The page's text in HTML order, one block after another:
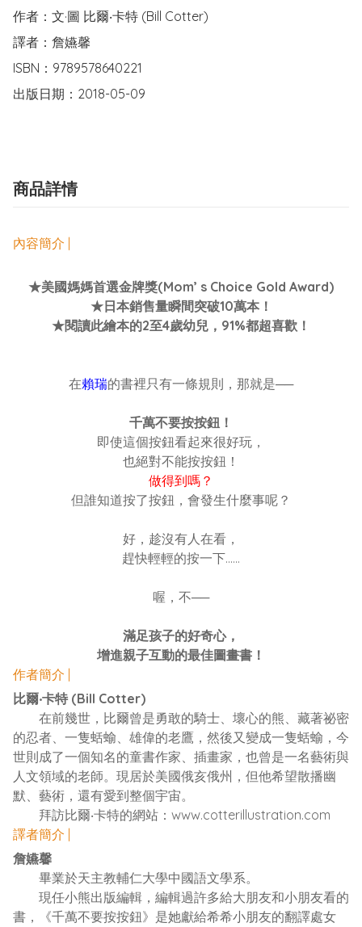
作者：文·圖 比爾‧卡特 (Bill Cotter)
譯者：詹嬿馨
ISBN：9789578640221
出版日期：2018-05-09
商品詳情
內容簡介 |
★美國媽媽首選金牌獎(Mom’ s Choice Gold Award)
★日本銷售量瞬間突破10萬本！
★閱讀此繪本的2至4歲幼兒， 91%都超喜歡 ！
在賴瑞的書裡只有一條規則，那就是──
千萬不要按按鈕！
即使這個按鈕看起來很好玩，
也絕對不能按按鈕！
做得到嗎？
但誰知道按了按鈕，會發生什麼事呢？
好，趁沒有人在看，
趕快輕輕的按一下……
喔，不──
滿足孩子的好奇心，
增進親子互動的最佳圖畫書！
作者簡介 |
比爾‧卡特(Bill Cotter)
在前幾世，比爾曾是勇敢的騎士、壞心的熊、藏著祕密
的忍者、一隻蛞蝓、雄偉的老鷹，然後又變成一隻蛞蝓，今
世則成了一個知名的童書作家、插畫家，也曾是一名藝術與
人文領域的老師。現居於美國俄亥俄州，但他希望散播幽
默、藝術，還有愛到整個宇宙。
拜訪比爾‧卡特的網站：www.cotterillustration.com
譯者簡介 |
詹嬿馨
畢業於天主教輔仁大學中國語文學系。
現任小熊出版編輯，編輯過許多給大朋友和小朋友看的
書，《千萬不要按按鈕》是她獻給希希小朋友的翻譯處女